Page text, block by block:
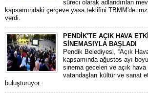
süreci olarak adlandırılan
kapsamındaki çerçeve yasa teklifini TBMM'de
verdi.
PENDİK'TE AÇIK HAVA
SİNEMASIYLA BAŞLADI
Pendik Belediyesi, “Açık
kapsamında ağustos ayı
sinema geceleri ve açık hava
vatandaşları kültür ve sanat
buluşturuyor.